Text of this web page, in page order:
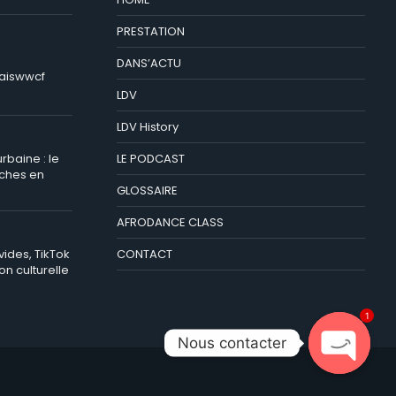
: le
en
TikTok
culturelle
PRESTATION
DANS’ACTU
LDV
LDV History
LE PODCAST
GLOSSAIRE
AFRODANCE CLASS
CONTACT
Nous contacter
1